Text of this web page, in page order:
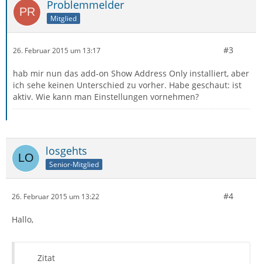
Problemmelder
Mitglied
26. Februar 2015 um 13:17 #3
hab mir nun das add-on Show Address Only installiert, aber
ich sehe keinen Unterschied zu vorher. Habe geschaut: ist
aktiv. Wie kann man Einstellungen vornehmen?
losgehts
Senior-Mitglied
26. Februar 2015 um 13:22 #4
Hallo,
Zitat